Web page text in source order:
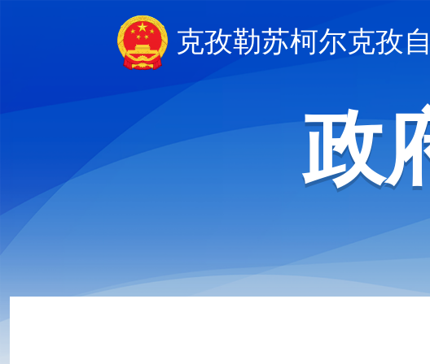
克孜勒苏柯尔克孜
政